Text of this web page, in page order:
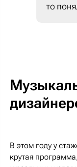
то
В этом году у
крутая